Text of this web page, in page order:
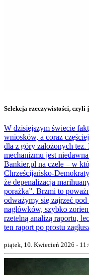
Selekcja rzeczywistości, czyli
W dzisiejszym świecie
wniosków, a coraz
dla z góry założonych tez.
mechanizmu jest
Bankier.pl na czele – w
Chrześcijańsko-
że depenalizacja
porażka”. Brzmi to
odważymy się zajrzeć
nagłówków, szybko
rzetelną analizą raportu,
ten raport po prostu
piątek, 10. Kwiecień 2026 -